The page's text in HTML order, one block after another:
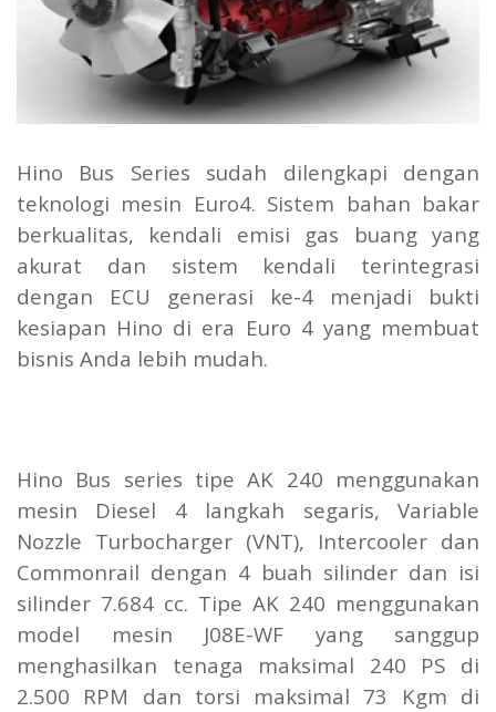
Hino Bus Series sudah dilengkapi dengan
teknologi mesin Euro4. Sistem bahan bakar
berkualitas, kendali emisi gas buang yang
akurat dan sistem kendali terintegrasi
dengan ECU generasi ke-4 menjadi bukti
kesiapan Hino di era Euro 4 yang membuat
bisnis Anda lebih mudah.
Hino Bus series tipe AK 240 menggunakan
mesin Diesel 4 langkah segaris, Variable
Nozzle Turbocharger (VNT), Intercooler dan
Commonrail dengan 4 buah silinder dan isi
silinder 7.684 cc. Tipe AK 240 menggunakan
model mesin J08E-WF yang sanggup
menghasilkan tenaga maksimal 240 PS di
2.500 RPM dan torsi maksimal 73 Kgm di